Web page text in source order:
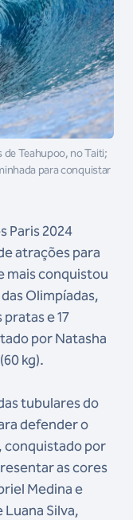
de Teahupoo, no Taiti;
para conquistar
Paris 2024
atrações para
mais conquistou
Olimpíadas,
e 17
por Natasha
kg).
tubulares do
defender o
conquistado por
as cores
Medina e
Silva,